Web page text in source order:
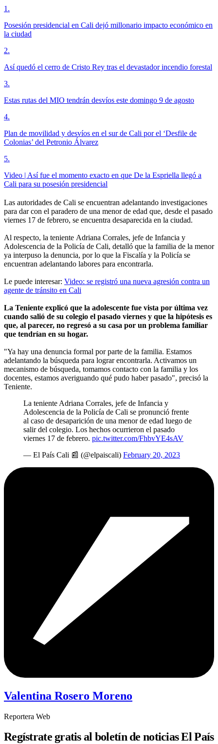
1 .
Posesión presidencial en Cali dejó millonario impacto económico en
la ciudad
2.
Así quedó el cerro de Cristo Rey tras el devastador incendio forestal
3.
Estas rutas del MIO tendrán desvíos este domingo 9 de agosto
4.
Plan de movilidad y desvíos en el sur de Cali por el ‘Desfile de
Colonias’ del Petronio Álvarez
5.
Video | Así fue el momento exacto en que De la Espriella llegó a
Cali para su posesión presidencial
Las autoridades de Cali se encuentran adelantando investigaciones
para dar con el paradero de una menor de edad que, desde el pasado
viernes 17 de febrero, se encuentra desaparecida en la ciudad.
Al respecto, la teniente Adriana Corrales, jefe de Infancia y
Adolescencia de la Policía de Cali, detalló que la familia de la menor
ya interpuso la denuncia, por lo que la Fiscalía y la Policía se
encuentran adelantando labores para encontrarla.
Le puede interesar: Video: se registró una nueva agresión contra un
agente de tránsito en Cali
La Teniente explicó que la adolescente fue vista por última vez
cuando salió de su colegio el pasado viernes y que la hipótesis es
que, al parecer, no regresó a su casa por un problema familiar
que tendrían en su hogar.
"Ya hay una denuncia formal por parte de la familia. Estamos
adelantando la búsqueda para lograr encontrarla. Activamos un
mecanismo de búsqueda, tomamos contacto con la familia y los
docentes, estamos averiguando qué pudo haber pasado", precisó la
Teniente.
La teniente Adriana Corrales, jefe de Infancia y
Adolescencia de la Policía de Cali se pronunció frente
al caso de desaparición de una menor de edad luego de
salir del colegio. Los hechos ocurrieron el pasado
viernes 17 de febrero. pic.twitter.com/FhbvYE4sAV
— El País Cali 📰 (@elpaiscali) February 20, 2023
Valentina Rosero Moreno
Reportera Web
Regístrate gratis al boletín de noticias El País